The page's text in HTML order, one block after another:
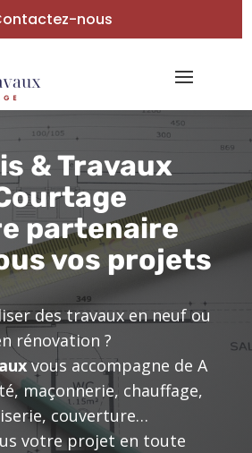
nous
& Travaux
partenaire
vos projets
des travaux en neuf ou
rénovation ?
vous accompagne de A
maçonnerie, chauffage,
couverture…
votre projet en toute